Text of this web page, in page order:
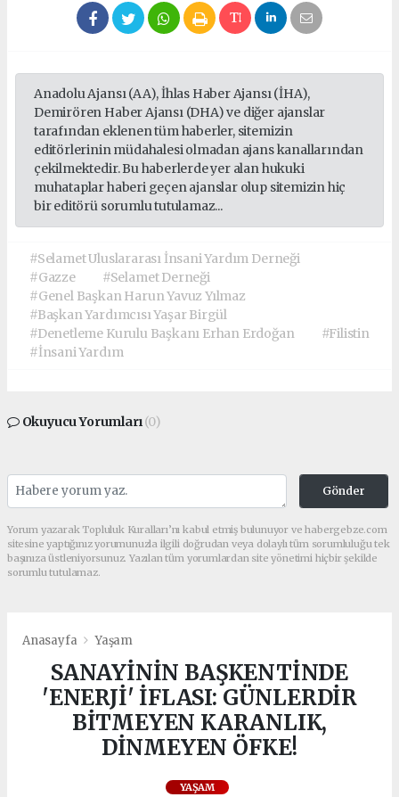
Anadolu Ajansı (AA), İhlas Haber Ajansı (İHA),
Demirören Haber Ajansı (DHA) ve diğer ajanslar
tarafından eklenen tüm haberler, sitemizin
editörlerinin müdahalesi olmadan ajans kanallarından
çekilmektedir. Bu haberlerde yer alan hukuki
muhataplar haberi geçen ajanslar olup sitemizin hiç
bir editörü sorumlu tutulamaz...
#Selamet Uluslararası İnsani Yardım Derneği
#Gazze
#Selamet Derneği
#Genel Başkan Harun Yavuz Yılmaz
#Başkan Yardımcısı Yaşar Birgül
#Denetleme Kurulu Başkanı Erhan Erdoğan
#Filistin
#İnsani Yardım
Okuyucu Yorumları(0)
Gönder
Yorum yazarak Topluluk Kuralları’nı kabul etmiş bulunuyor ve habergebze.com
sitesine yaptığınız yorumunuzla ilgili doğrudan veya dolaylı tüm sorumluluğu tek
başınıza üstleniyorsunuz. Yazılan tüm yorumlardan site yönetimi hiçbir şekilde
sorumlu tutulamaz.
Anasayfa Yaşam
SANAYİNİN BAŞKENTİNDE
'ENERJİ' İFLASI: GÜNLERDİR
BİTMEYEN KARANLIK,
DİNMEYEN ÖFKE!
YAŞAM